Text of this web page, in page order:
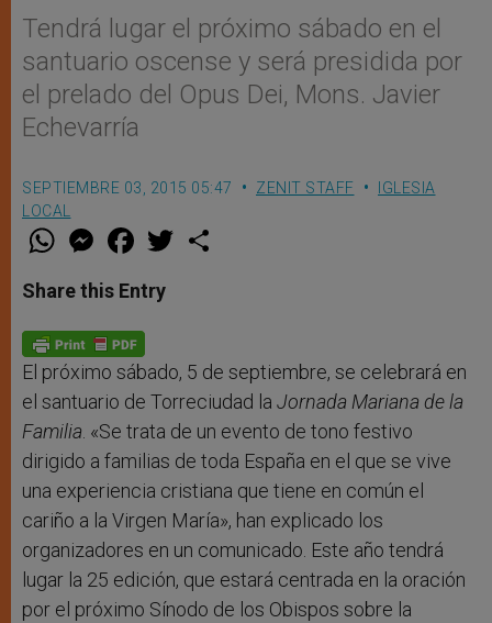
Tendrá lugar el próximo sábado en el
santuario oscense y será presidida por
el prelado del Opus Dei, Mons. Javier
Echevarría
SEPTIEMBRE 03, 2015 05:47 ZENIT STAFF
IGLESIA
LOCAL
W
t
s
p
p
M
e
s
e
g
e
r
F
a
e
b
o
k
w
Share this Entry
El próximo sábado, 5 de septiembre, se celebrará en
el santuario de Torreciudad la Jornada Mariana de la
Familia. «Se trata de un evento de tono festivo
dirigido a familias de toda España en el que se vive
una experiencia cristiana que tiene en común el
cariño a la Virgen María», han explicado los
organizadores en un comunicado. Este año tendrá
lugar la 25 edición, que estará centrada en la oración
por el próximo Sínodo de los Obispos sobre la